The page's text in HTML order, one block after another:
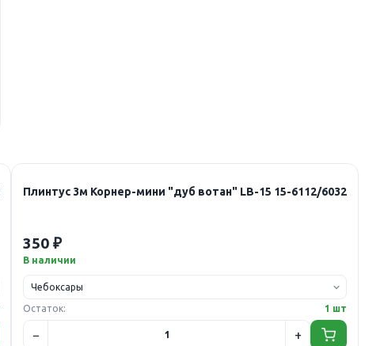
Плинтус 3м Корнер-мини "дуб вотан" LB-15 15-6112/6032
350 ₽
В наличии
Остаток: 1 шт